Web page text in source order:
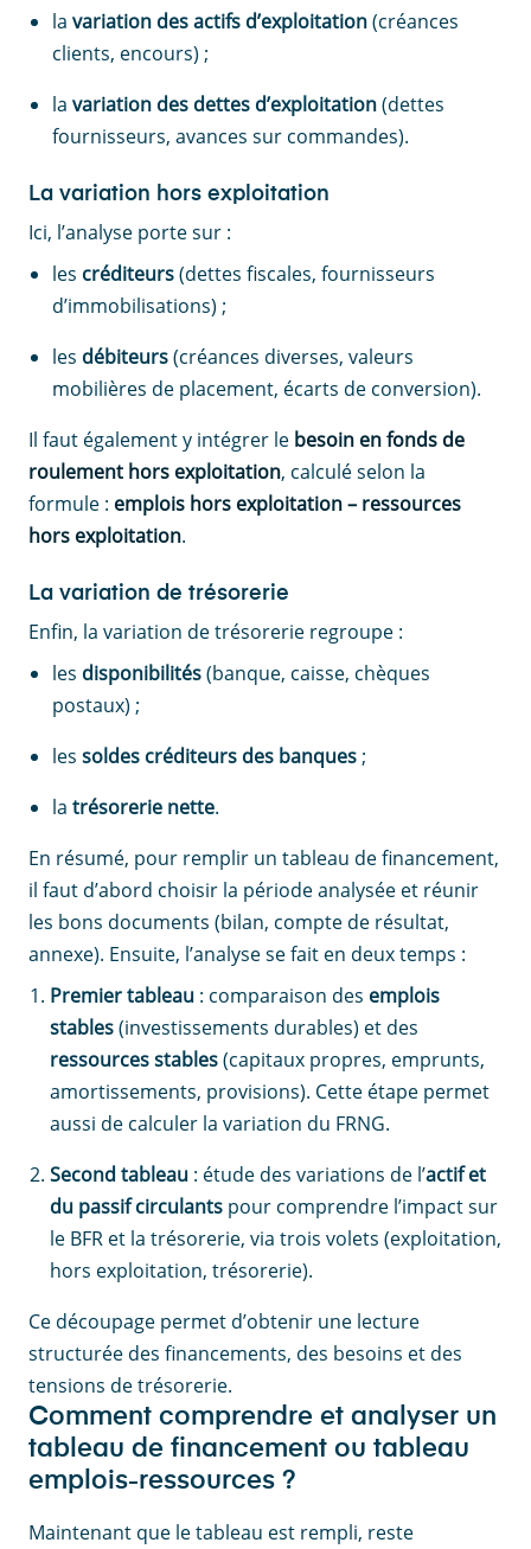
la variation des actifs d’exploitation(créances
clients, encours) ;
la variation des dettes d’exploitation(dettes
fournisseurs, avances sur commandes).
La variation hors exploitation
Ici, l’analyse porte sur :
les créditeurs(dettes fiscales, fournisseurs
d’immobilisations) ;
les débiteurs(créances diverses, valeurs
mobilières de placement, écarts de conversion).
Il faut également y intégrer le besoin en fonds de
roulement hors exploitation, calculé selon la
formule : emplois hors exploitation – ressources
hors exploitation.
La variation de trésorerie
Enfin, la variation de trésorerie regroupe :
les disponibilités(banque, caisse, chèques
postaux) ;
les soldes créditeurs des banques ;
la trésorerie nette.
En résumé, pour remplir un tableau de financement,
il faut d’abord choisir la période analysée et réunir
les bons documents (bilan, compte de résultat,
annexe). Ensuite, l’analyse se fait en deux temps :
Premier tableau : comparaison des emplois
stables(investissements durables) et des
ressources stables(capitaux propres, emprunts,
amortissements, provisions). Cette étape permet
aussi de calculer la variation du FRNG.
Second tableau : étude des variations de l’actif et
du passif circulants pour comprendre l’impact sur
le BFR et la trésorerie, via trois volets (exploitation,
hors exploitation, trésorerie).
Ce découpage permet d’obtenir une lecture
structurée des financements, des besoins et des
tensions de trésorerie.
Comment comprendre et analyser un
tableau de financement ou tableau
emplois-ressources ?
Maintenant que le tableau est rempli, reste